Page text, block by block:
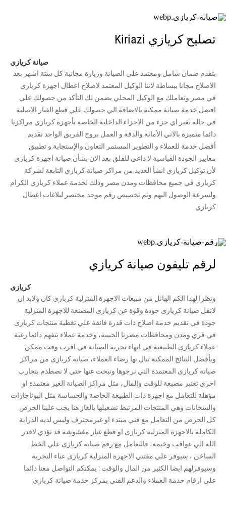
تصليح كريازي Kiriazi
صيانة كريازي
بتقدم ضمان شامل ومعتمد علي الصيانة وزيارة مجانية كل ستة اشهر بعد
الاصلاح مجانا ببساطة لاننا الوكيل المعتمد لاصلاح اعطال اجهزة كريازي
في مصر وتعاملك مع الوكيل المحلي يضمن لك التأكد من حصولك علي
افضل خدمة صيانة ممكنة بالاضافة الي حصولك علي قطع الغيار الاصلية
في حاله تغير اي جزء من الاجزاء الداخلية الخاصة بأجهزة كريازي مراكزنا
دائما متميزة بالاتي الأمانة والدقة و العمل بروح الفريق الواحد تقديم
أفضل خدمة للعملاء و التطوير المستمر التعاون والإستجابة و تطبيق
معايير الجودة القياسية لا داعي للقلق بعد الان بشأن صيانة اجهزة كريازي
لأن توكيل كريازي انشأ العديد من مراكز صيانة كريازي التابعة لشركة
كريازي في جميع محافظات ومدن مصر وذلك لخدمة عملاء كريازي الكرام
ولسرعة الوصول اليهم وتم تخصيص رقم موحد مختصر لبلاغات اعطال
كريازي
لرقم تليفون صيانة كريازي
كريازى
ونظرا لهذا الكم الهائل من مبيعات الاجهزة المنزلية كريازى كان ولابد ان
لاتقل صيانة كريازى جودة وقوة عن كريازى المصنعة للاجهزة المنزلية
جودة في تقديم خدمة اصلاح ذات قدرة فائقة علي تغطية منتجات كريازى
في قري ومدن ومحافظات مصرنا الحبيبة، وخدمة عملاء تتفهم دائما رغبة
عملاء كريازى الطبيعية في انهاء تجربة الصيانة في اقرب وقت ممكن
وبأفضل النتائج الممكنة تنال بها رضاء العملاء، صيانة كريازى من مراكز
صيانة كريازى المعتمدة التي نرجوها ونبحث عنها حتي لا نصطدم بتجارب
اخري تعتبر مضيعة للوقت والمال، مثل مراكز الصيانة الغير معتمدة او
مؤهلة للتعامل مع اجهزة ذات الطبيعة الخاصة والحساسة مثل البوتاجازات
والسخانات وهي المنتجات المرتبط تشغيلها بالغاز هنا يجب علينا الحرص
كل الحرص من التعامل مع فني مبتدء او غيرمحترف وليس لديه الدراية
الكاملة بالاجهزة المنزلية كريازى او قطع غيار مغشوشة قد تؤدي لاقدر
الله الي عواقب وخيمة، فالتعامل مع رقم صيانة كريازى علي الخط
الساخن ، سيوفر علي مقتني الاجهزة المنزلية كريازى عناء التجربة
وسيوفرلهم ايضا الكثير من المال والوقت : يمكنكم التواصل معنا دائما
علي ارقام خدمة العملاء والدعم الفني بمركز خدمة صيانة كريازى